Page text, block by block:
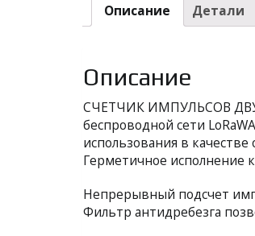
Описание Детали
Описание
СЧЕТЧИК ИМПУЛЬСОВ
беспроводной сети
использования в
Герметичное исполнение
Непрерывный подсчет
Фильтр антидребезга